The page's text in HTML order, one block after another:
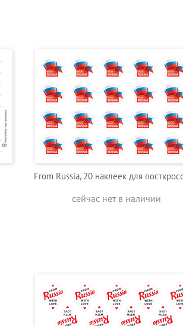
From Russia, 20 наклеек для
сейчас нет в наличии